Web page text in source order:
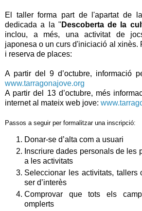
El taller forma part de l'apartat de la
dedicada a la " Descoberta de la
inclou, a més, una activitat de
japonesa o un curs d'iniciació al xinès.
i reserva de places:
A partir del 9 d’octubre, informació
www.tarragonajove.org
A partir del 13 d’octubre, més
internet al mateix web jove:
Passos a seguir per formalitzar una inscripció:
Donar-se d’alta com a usuari
Inscriure dades personals de les
a les activitats
Seleccionar les activitats, tallers
ser d’interès
Comprovar que tots els
omplerts